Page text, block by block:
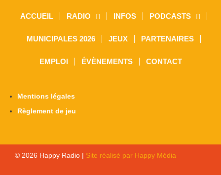
ACCUEIL RADIO INFOS PODCASTS
MUNICIPALES 2026 JEUX PARTENAIRES
EMPLOI ÉVÈNEMENTS CONTACT
Mentions légales
Règlement de jeu
© 2026 Happy Radio | Site réalisé par Happy Média